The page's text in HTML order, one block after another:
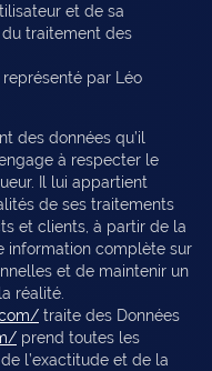
et de sa
traitement des
représenté par Léo
des données qu’il
à respecter le
Il lui appartient
de ses traitements
et clients, à partir de la
information complète sur
et de maintenir un
réalité.
traite des Données
prend toutes les
l’exactitude et de la